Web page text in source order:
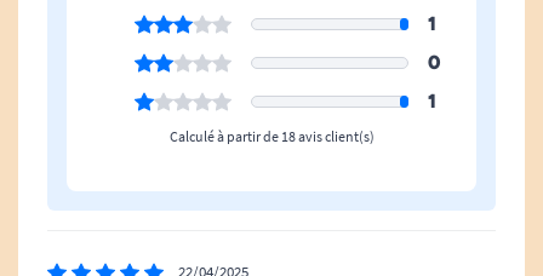
1
0
1
Calculé à partir de 18 avis client(s)
22/04/2025